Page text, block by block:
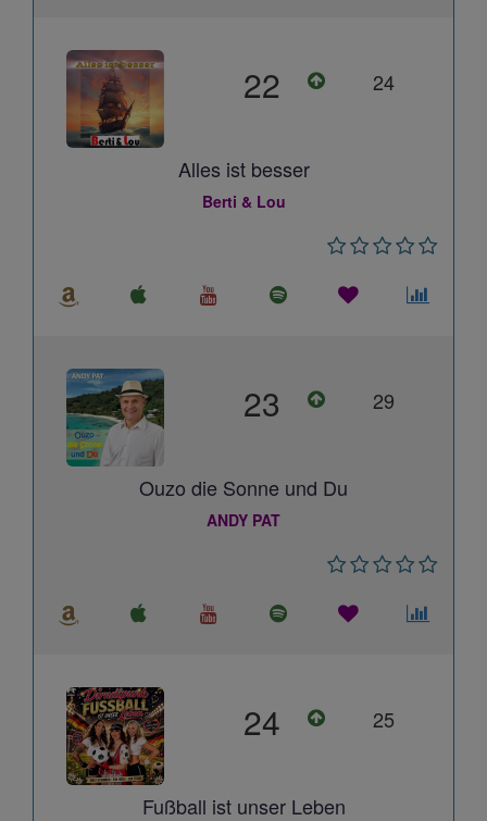
22 24
Alles ist besser
Berti & Lou
23 29
Ouzo die Sonne und Du
ANDY PAT
24 25
Fußball ist unser Leben